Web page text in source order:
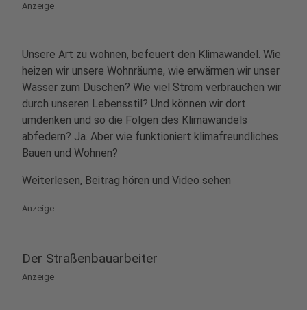
Anzeige
Unsere Art zu wohnen, befeuert den Klimawandel. Wie
heizen wir unsere Wohnräume, wie erwärmen wir unser
Wasser zum Duschen? Wie viel Strom verbrauchen wir
durch unseren Lebensstil? Und können wir dort
umdenken und so die Folgen des Klimawandels
abfedern? Ja. Aber wie funktioniert klimafreundliches
Bauen und Wohnen?
Weiterlesen, Beitrag hören und Video sehen
Anzeige
Der Straßenbauarbeiter
Anzeige